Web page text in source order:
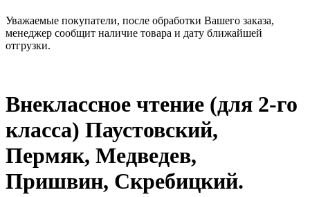
Уважаемые покупатели, после обработки Вашего заказа,
менеджер сообщит наличие товара и дату ближайшей
отгрузки.
Внеклассное чтение (для 2-го
класса) Паустовский,
Пермяк, Медведев,
Пришвин, Скребицкий.